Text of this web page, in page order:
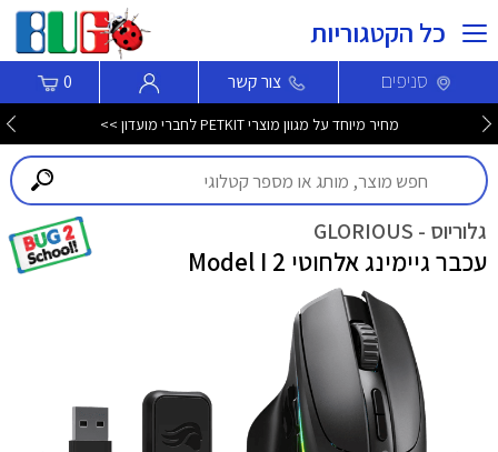
כל הקטגוריות
סניפים צור קשר 0
מחיר מיוחד על מגוון מוצרי PETKIT לחברי מועדון >>
גלוריוס - GLORIOUS
עכבר גיימינג אלחוטי Model I 2